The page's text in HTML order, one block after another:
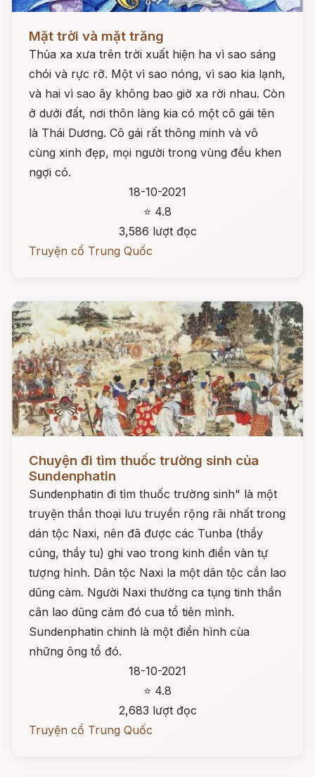
Mặt trời và mặt trăng
Thủa xa xưa trên trời xuất hiện ha vì sao sáng
chói và rực rỡ. Một vì sao nóng, vì sao kia lạnh,
và hai vì sao ây không bao giờ xa rời nhau. Còn
ở dưới đất, nơi thôn làng kia có một cô gái tên
là Thái Dương. Cô gái rất thông minh và vô
cùng xinh đẹp, mọi người trong vùng đều khen
ngợi có.
18-10-2021
⭐ 4.8
3,586 lượt đọc
Truyện cổ Trung Quốc
Chuyện đi tìm thuốc trường sinh của
Sundenphatin
Sundenphatin đi tìm thuốc trường sinh" là một
truyện thắn thoại lưu truyền rộng rãi nhất trong
dán tộc Naxi, nên đã được các Tunba (thầy
cúng, thầy tu) ghi vao trong kinh điển vàn tự
tượng hỉnh. Dân tộc Naxi la một dân tộc cắn lao
dũng càm. Người Naxi thường ca tụng tinh thần
cân lao dũng cảm đó cua tổ tiên mình.
Sundenphatin chinh là một điển hình cùa
những ông tổ đó.
18-10-2021
⭐ 4.8
2,683 lượt đọc
Truyện cổ Trung Quốc